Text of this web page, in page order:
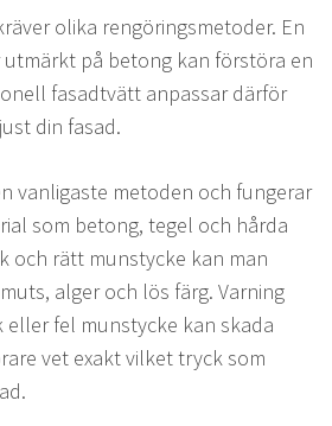
olika rengöringsmetoder. En
på betong kan förstöra en
fasadtvätt anpassar därför
din fasad.
vanligaste metoden och fungerar
som betong, tegel och hårda
och rätt munstycke kan man
alger och lös färg. Varning
fel munstycke kan skada
vet exakt vilket tryck som